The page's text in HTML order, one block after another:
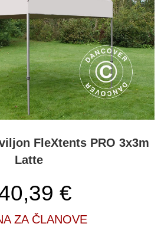
FleXtents PRO 3x3m
Latte
€
ZA ČLANOVE